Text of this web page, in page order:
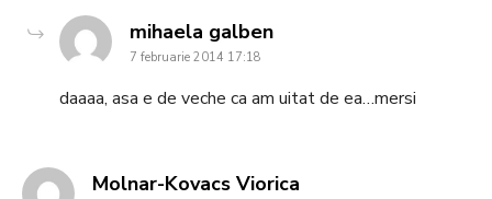
mihaela galbensays:
7 februarie 2014 17:18
daaaa, asa e de veche ca am uitat de ea…mersi
Molnar-Kovacs Viorica